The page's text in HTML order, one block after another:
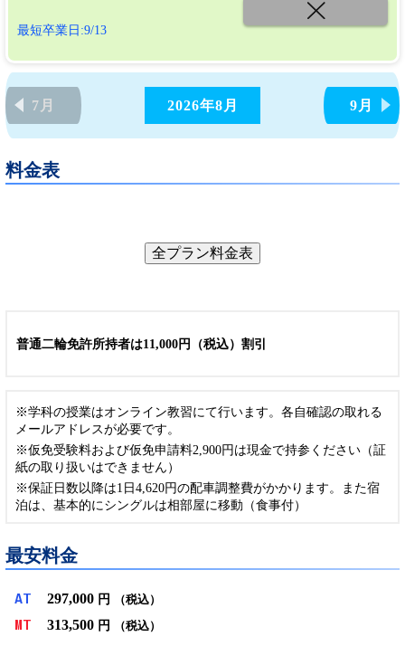
最短卒業日:9/13
7月 2026年8月 9月
料金表
全プラン料金表
普通二輪免許所持者は11,000円（税込）割引
※学科の授業はオンライン教習にて行います。各自確認の取れる
メールアドレスが必要です。
※仮免受験料および仮免申請料2,900円は現金で持参ください（証
紙の取り扱いはできません）
※保証日数以降は1日4,620円の配車調整費がかかります。また宿
泊は、基本的にシングルは相部屋に移動（食事付）
最安料金
AT 297,000 円 （税込）
MT 313,500 円 （税込）